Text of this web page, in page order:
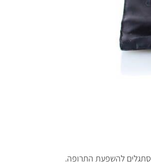
להשפעת התרופה.